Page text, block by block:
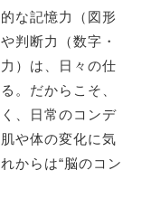
な記憶力（図形
判断力（数字・
）は、日々の仕
。だからこそ、
、日常のコンデ
や体の変化に気
からは“脳のコン